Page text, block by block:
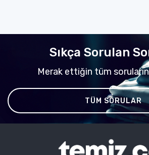
Sıkça Sorulan
Merak ettiğin tüm
TÜM SORULAR